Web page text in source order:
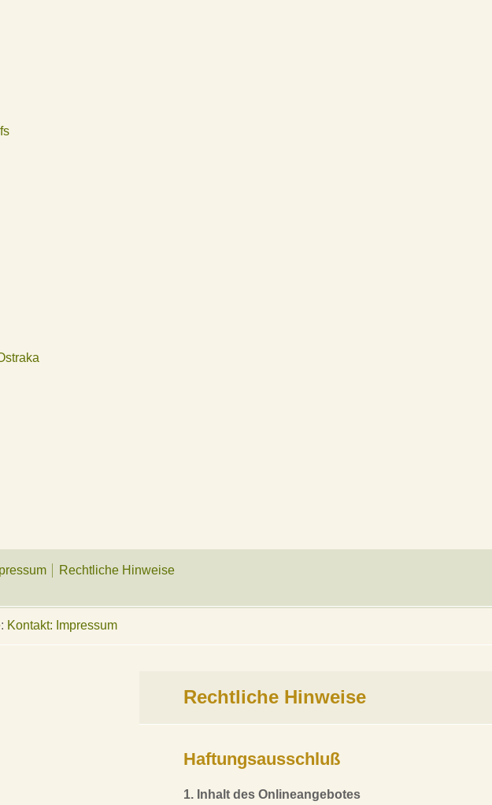
Rechtliche Hinweise
: Kontakt: Impressum
Rechtliche Hinweise
Haftungsausschluß
1. Inhalt des Onlineangebotes